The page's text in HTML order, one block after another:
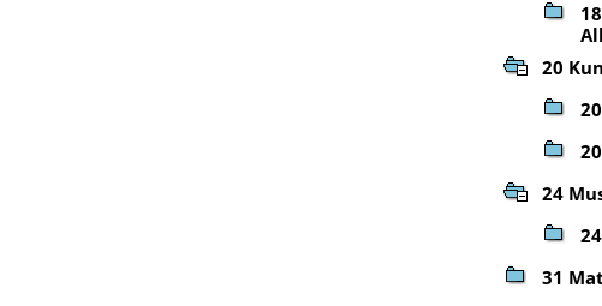
20
24
31